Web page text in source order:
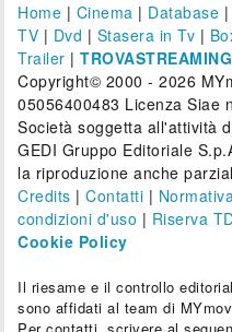
Home | Cinema | Database |
TV | Dvd | Stasera in Tv |
Trailer |TROVASTREAMING
Copyright© 2000 - 2026
05056400483 Licenza Siae
Società soggetta all'attività
GEDI Gruppo Editoriale
la riproduzione anche
Credits |Contatti |
condizioni d'uso | Riserva
Cookie Policy
Il riesame e il controllo
sono affidati al team di